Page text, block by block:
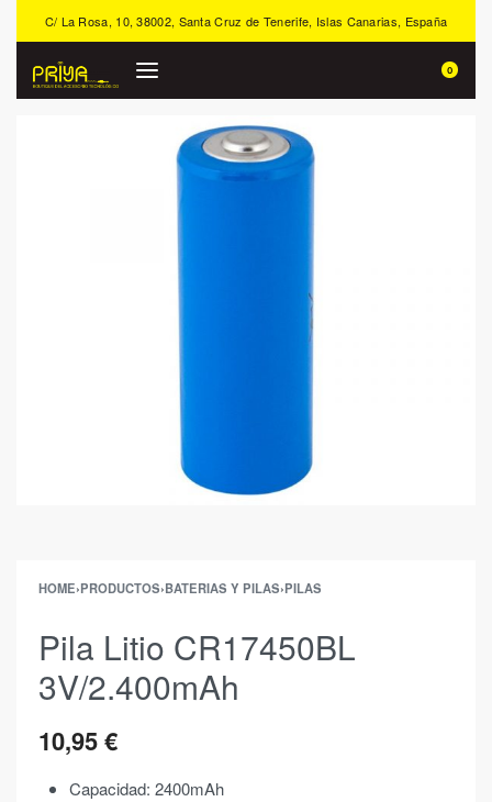
C/ La Rosa, 10, 38002, Santa Cruz de Tenerife, Islas Canarias, España
0
HOME›PRODUCTOS›BATERIAS Y PILAS›PILAS
Pila Litio CR17450BL
3V/2.400mAh
10,95€
Capacidad: 2400mAh